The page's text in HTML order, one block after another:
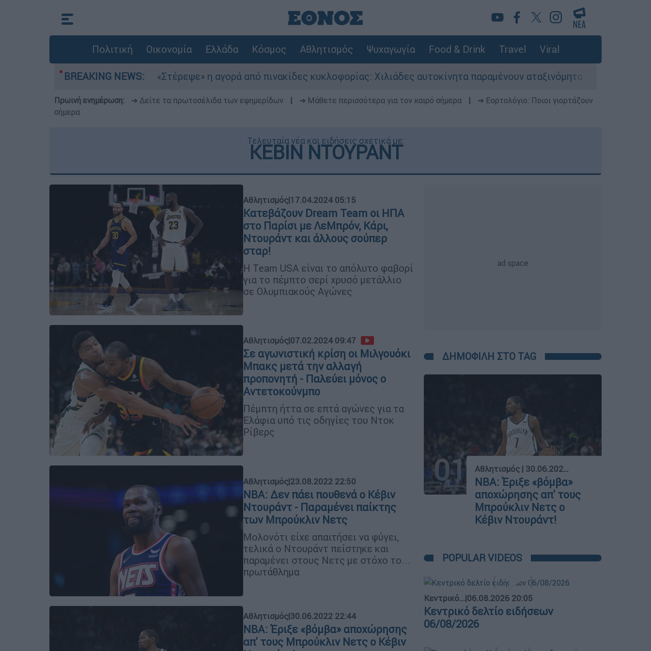
Πολιτική Οικονομία Ελλάδα Κόσμος Αθλητισμός Ψυχαγωγία Food & Drink Travel Viral
BREAKING NEWS:
«Στέρεψε» η αγορά από πινακίδες κυκλοφορίας: Χιλιάδες αυτοκίνητα παραμένουν αταξινόμητα - Λύση αναζητά το υπουργείο
Πρωινή ενημέρωση: ➔ Δείτε τα πρωτοσέλιδα των εφημερίδων ➔ Μάθετε περισσότερα για τον καιρό σήμερα
➔ Εορτολόγιο: Ποιοι γιορτάζουν
σήμερα
Τελευταία νέα και ειδήσεις σχετικά με:
ΚΕΒΙΝ ΝΤΟΥΡΑΝΤ
Αθλητισμός|17.04.2024 05:15
Κατεβάζουν Dream Team οι ΗΠΑ
στο Παρίσι με ΛεMπρόν, Κάρι,
Ντουράντ και άλλους σούπερ
σταρ!
Η Team USA είναι το απόλυτο φαβορί
για το πέμπτο σερί χρυσό μετάλλιο
σε Ολυμπιακούς Αγώνες
Αθλητισμός|07.02.2024 09:47
Σε αγωνιστική κρίση οι Μιλγουόκι
Μπακς μετά την αλλαγή
προπονητή - Παλεύει μόνος ο
Αντετοκούνμπο
Πέμπτη ήττα σε επτά αγώνες για τα
Ελάφια υπό τις οδηγίες του Ντοκ
Ρίβερς
Αθλητισμός|23.08.2022 22:50
NBA: Δεν πάει πουθενά ο Κέβιν
Ντουράντ - Παραμένει παίκτης
των Μπρούκλιν Νετς
Μολονότι είχε απαιτήσει να φύγει,
τελικά ο Ντουράντ πείστηκε και
παραμένει στους Νετς με στόχο το...
πρωτάθλημα
Αθλητισμός|30.06.2022 22:44
NBA: Έριξε «βόμβα» αποχώρησης
απ' τους Μπρούκλιν Νετς ο Κέβιν
ΔΗΜΟΦΙΛΗ ΣΤΟ TAG
01 Αθλητισμός | 30.06.2022 22:44
NBA: Έριξε «βόμβα»
αποχώρησης απ' τους
Μπρούκλιν Νετς ο
Κέβιν Ντουράντ!
POPULAR VIDEOS
Κεντρικό...|06.08.2026 20:05
Κεντρικό δελτίο ειδήσεων
06/08/2026